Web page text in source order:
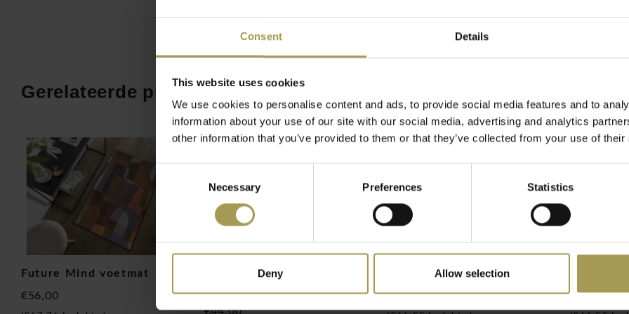
Consent Details
This website uses cookies
We use cookies to personalise content and ads, to provide social media features and to
information about your use of our site with our social media, advertising and analytics
other information that you’ve provided to them or that they’ve collected from your use of
Necessary Preferences Statistics
Deny Allow selection
voorkomt glijden en ontziet de vloer. Deze Reodiva deurmat kan ook gebruikt worden
voor uw kantoor of home-office. Leverbaar in drie verschillende afmetingen!
Onze wash+Dry collectie van Kleentex biedt een breed gamma van uitzonderlijke
tapijten, voetmatten, deurmatten en schoonloopmatten voor maximaal comfort.
Blijvende slipvast nitrilrubbere matten zijn esthetisch en gemaakt van hoogwaardige
materialen. Onze vele modellen en stijlen - verschillen van deurmat tot deurmat -
zijn creatieve, elegante en functionele tapijten, maar bovendien zijn de High-twist
nylon tapijten makkelijk te reinigen en wasbaar tot 60 ° C in de machine. De
Gerelateerde producten
Future Mind voetmat
€56,00
Wash & Dry Trend Colour
€44,00
In & out voetmat
€55,00
Think
€55,00